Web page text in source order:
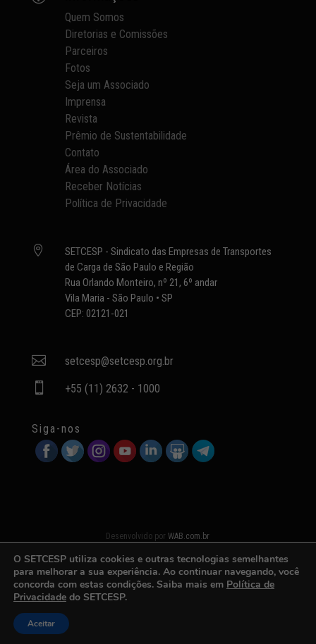
Quem Somos
Diretorias e Comissões
Parceiros
Fotos
Seja um Associado
Imprensa
Revista
Prêmio de Sustentabilidade
Contato
Área do Associado
Receber Notícias
Política de Privacidade

SETCESP - Sindicato das Empresas de Transportes
de Carga de São Paulo e Região
Rua Orlando Monteiro, nº 21, 6º andar
Vila Maria - São Paulo • SP
CEP: 02121-021
 setcesp@setcesp.org.br
 +55 (11) 2632 - 1000
Siga-nos
Desenvolvido porWAB.com.br
O SETCESP utiliza cookies e outras tecnologias semelhantes
para melhorar a sua experiência. Ao continuar navegando, você
concorda com estas condições. Saiba mais em Política de
Privacidade do SETCESP.
Aceitar